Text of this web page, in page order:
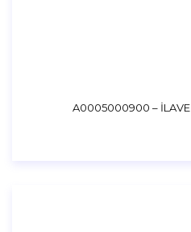
A0005000900 – İLAVE